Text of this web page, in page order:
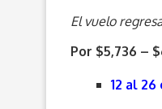
El vuelo
Por $5,736 –
12 al 26